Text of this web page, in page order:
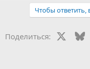
Чтобы ответить,
Поделиться: